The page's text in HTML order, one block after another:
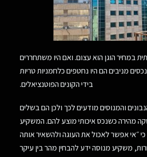
במחיר הוגן הוא עצום. ואם היו משתחררים
10 יותר נכסים מניבים הם היו נחטפים כלחמניות טריות
בידי הקונים הפוטנציאלים.
והמנוסים מודעים לכך ולכן הם בשלים
מהירה כשנכס איכותי מוצע להם. המשקיע
״אי אפשר לאכול את העוגה ולהשאיר אותה
משקיע מנוסה ידע להבחין מהר בין עיקר